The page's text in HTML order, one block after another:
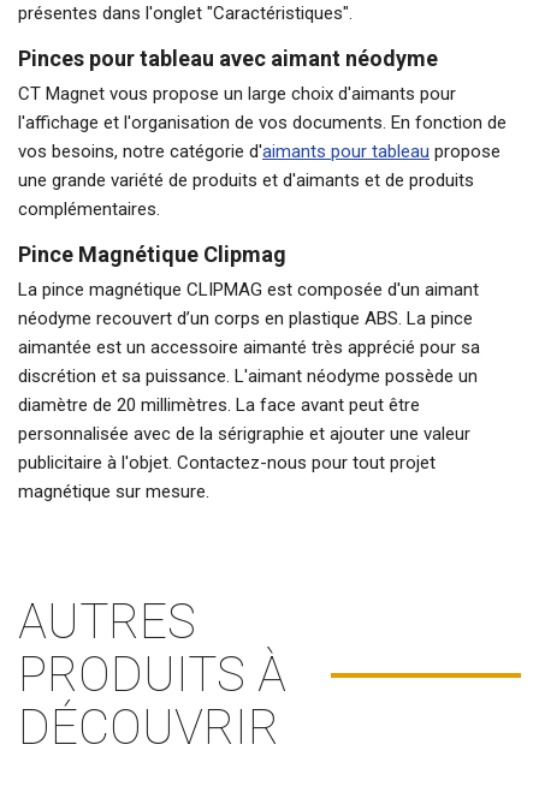
présentes dans l'onglet "Caractéristiques".
Pinces pour tableau avec aimant néodyme
CT Magnet vous propose un large choix d'aimants pour
l'affichage et l'organisation de vos documents. En fonction de
vos besoins, notre catégorie d'aimants pour tableau propose
une grande variété de produits et d'aimants et de produits
complémentaires.
Pince Magnétique Clipmag
La pince magnétique CLIPMAG est composée d'un aimant
néodyme recouvert d’un corps en plastique ABS. La pince
aimantée est un accessoire aimanté très apprécié pour sa
discrétion et sa puissance. L'aimant néodyme possède un
diamètre de 20 millimètres. La face avant peut être
personnalisée avec de la sérigraphie et ajouter une valeur
publicitaire à l'objet. Contactez-nous pour tout projet
magnétique sur mesure.
AUTRES
PRODUITS À
DÉCOUVRIR